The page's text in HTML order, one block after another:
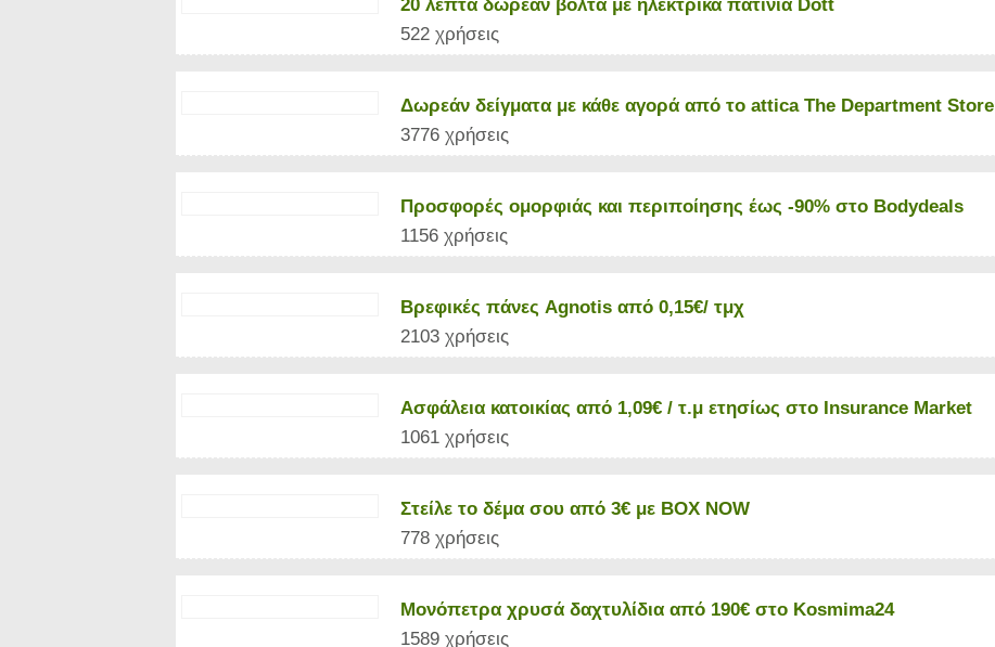
20 λεπτά δωρεάν βόλτα με ηλεκτρικά πατίνια Dott
522 χρήσεις
Δωρεάν δείγματα με κάθε αγορά από το attica The Department Store
3776 χρήσεις
Προσφορές ομορφιάς και περιποίησης έως -90% στο Bodydeals
1156 χρήσεις
Βρεφικές πάνες Agnotis από 0,15€/ τμχ
2103 χρήσεις
Ασφάλεια κατοικίας από 1,09€ / τ.μ ετησίως στο Insurance Market
1061 χρήσεις
Στείλε το δέμα σου από 3€ με BOX NOW
778 χρήσεις
Μονόπετρα χρυσά δαχτυλίδια από 190€ στο Kosmima24
1589 χρήσεις